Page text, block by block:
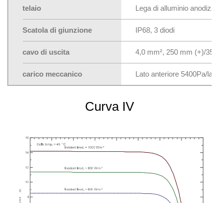
telaio Lega di alluminio
Scatola di giunzione IP68, 3 diodi
cavo di uscita 4,0 mm², 250 mm (+)/
carico meccanico Lato anteriore 5400Pa/
Curva IV